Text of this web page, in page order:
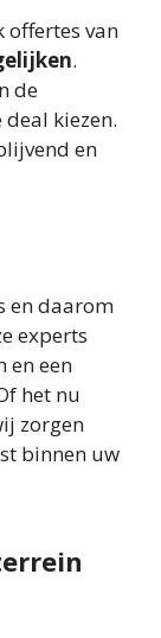
van
.
de
kiezen.
en
en daarom
experts
en een
het nu
zorgen
binnen uw